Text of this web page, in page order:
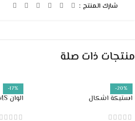
شارك المنتج :
منتجات ذات صلة
-20%
استيكة اشكال
-17%
الوان DOMS خشب 12 + براية